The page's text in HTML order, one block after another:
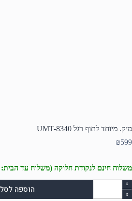
מיק. מיוחד לתוף רגל UMT-8340
₪599
משלוח חינם לנקודת חלוקה (משלוח עד הבית: 50₪)
כמות
של
הוספה לסל